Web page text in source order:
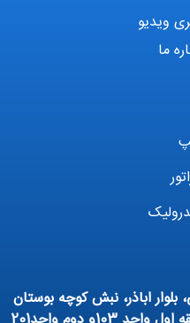
ویدیو
ما
بلوار اباذر، نبش کوچه بوستان